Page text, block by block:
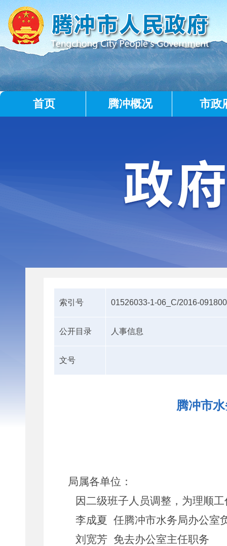
首页 腾冲概况 市政
索引号 01526033-1-06_C/2016-
公开目录 人事信息
文号
腾冲市
局属各单位：
因二级班子人员调整，为理顺
李成夏 任腾冲市水务局办公室
刘宽芳 免去办公室主任职务